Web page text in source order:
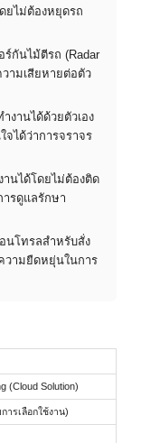
ยไม่ต้องหยุดรถ
ร์กันไม้ตีรถ (Radar
ามเสียหายต่อตัว
งานได้ด้วยตัวเอง
ได้ว่าการจราจร
นได้โดยไม่ต้องติด
รดูแลรักษา
นโทรลสำหรับสั่ง
วามยืดหยุ่นในการ
(Cloud Solution)
ารเลือกใช้งาน)